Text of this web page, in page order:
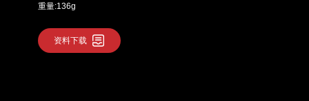
重量:136g
资料下载